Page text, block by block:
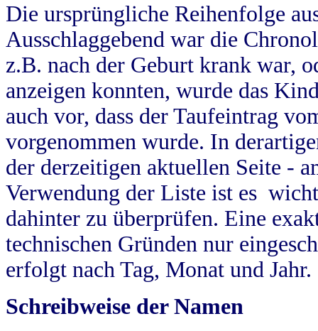
Die ursprüngliche Reihenfolge
Ausschlaggebend war die
z.B. nach der Geburt krank war,
anzeigen konnten, wurde das
auch vor, dass der Taufeintrag
vorgenommen wurde. In
der derzeitigen aktuellen Seite -
Verwendung der Liste ist es
dahinter zu überprüfen. Eine
technischen Gründen nur
erfolgt nach Tag, Monat und Jahr.
Schreibweise der Namen